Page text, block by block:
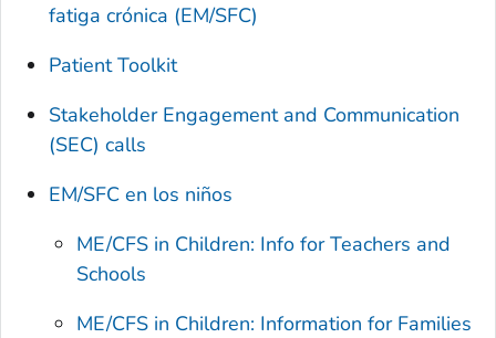
fatiga crónica (EM/SFC)
Patient Toolkit
Stakeholder Engagement and Communication
(SEC) calls
EM/SFC en los niños
ME/CFS in Children: Info for Teachers and
Schools
ME/CFS in Children: Information for Families